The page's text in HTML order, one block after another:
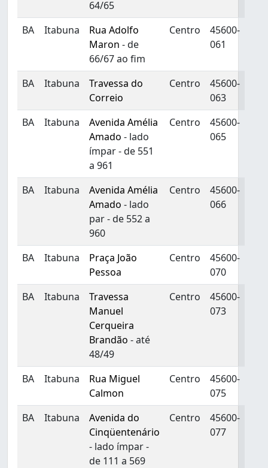
64/65
BA
Itabuna
Rua Adolfo
Maron - de
66/67 ao fim
Centro
45600-
061
BA Itabuna
Travessa do
Correio
Centro
45600-
063
BA
Itabuna
Avenida Amélia
Amado - lado
ímpar - de 551
a 961
Centro
45600-
065
BA Itabuna
Avenida Amélia
Amado - lado
par - de 552 a
960
Centro
45600-
066
BA Itabuna
Praça João
Pessoa
Centro
45600-
070
BA
Itabuna
Travessa
Manuel
Cerqueira
Brandão - até
48/49
Centro
45600-
073
BA Itabuna
Rua Miguel
Calmon
Centro
45600-
075
BA
Itabuna
Avenida do
Cinqüentenário
- lado ímpar -
de 111 a 569
Centro
45600-
077